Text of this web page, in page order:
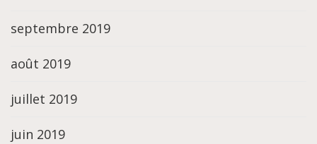
septembre 2019
août 2019
juillet 2019
juin 2019